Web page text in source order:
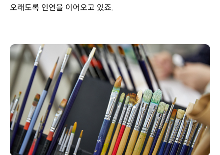
오래도록 인연을 이어오고 있죠.